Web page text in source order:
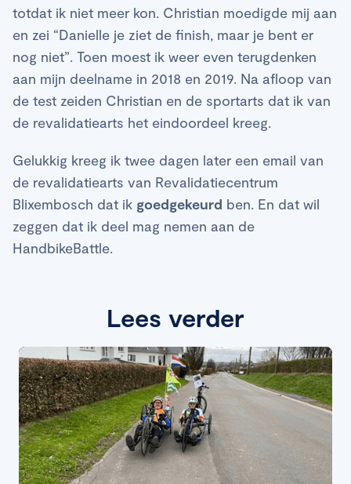
totdat ik niet meer kon. Christian moedigde mij aan
en zei “Danielle je ziet de finish, maar je bent er
nog niet”. Toen moest ik weer even terugdenken
aan mijn deelname in 2018 en 2019. Na afloop van
de test zeiden Christian en de sportarts dat ik van
de revalidatiearts het eindoordeel kreeg.
Gelukkig kreeg ik twee dagen later een email van
de revalidatiearts van Revalidatiecentrum
Blixembosch dat ik goedgekeurd ben. En dat wil
zeggen dat ik deel mag nemen aan de
HandbikeBattle.
Lees verder